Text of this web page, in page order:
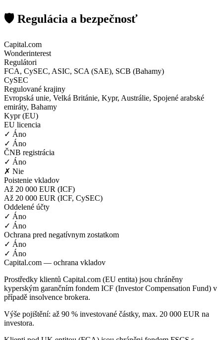
🛡️ Regulácia a bezpečnosť
Capital.com
Wonderinterest
Regulátori
FCA, CySEC, ASIC, SCA (SAE), SCB (Bahamy)
CySEC
Regulované krajiny
Evropská unie, Velká Británie, Kypr, Austrálie, Spojené arabské
emiráty, Bahamy
Kypr (EU)
EU licencia
✓ Áno
✓ Áno
ČNB registrácia
✓ Áno
✗ Nie
Poistenie vkladov
Až 20 000 EUR (ICF)
Až 20 000 EUR (ICF, CySEC)
Oddelené účty
✓ Áno
✓ Áno
Ochrana pred negatívnym zostatkom
✓ Áno
✓ Áno
Capital.com — ochrana vkladov
Prostředky klientů Capital.com (EU entita) jsou chráněny
kyperským garančním fondem ICF (Investor Compensation Fund) v
případě insolvence brokera.
Výše pojištění: až 90 % investované částky, max. 20 000 EUR na
investora.